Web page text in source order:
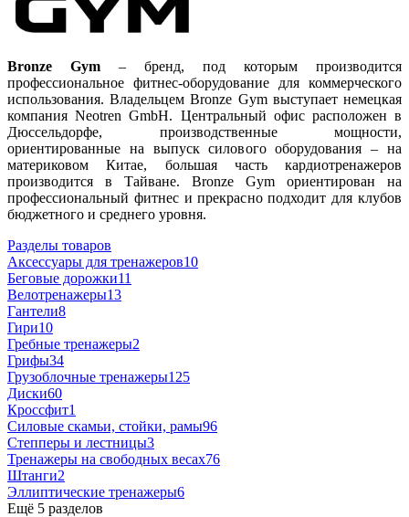
Bronze Gym – бренд, под которым производится
профессиональное фитнес-оборудование для коммерческого
использования. Владельцем Bronze Gym выступает немецкая
компания Neotren GmbH. Центральный офис расположен в
Дюссельдорфе, производственные мощности,
ориентированные на выпуск силового оборудования – на
материковом Китае, большая часть кардиотренажеров
производится в Тайване. Bronze Gym ориентирован на
профессиональный фитнес и прекрасно подходит для клубов
бюджетного и среднего уровня.
Разделы товаров
Аксессуары для тренажеров10
Беговые дорожки11
Велотренажеры13
Гантели8
Гири10
Гребные тренажеры2
Грифы34
Грузоблочные тренажеры125
Диски60
Кроссфит1
Силовые скамьи, стойки, рамы96
Степперы и лестницы3
Тренажеры на свободных весах76
Штанги2
Эллиптические тренажеры6
Ещё 5 разделов